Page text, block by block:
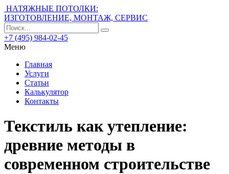
НАТЯЖНЫЕ ПОТОЛКИ:
ИЗГОТОВЛЕНИЕ, МОНТАЖ, СЕРВИС
+7 (495) 984-02-45
Меню
Главная
Услуги
Статьи
Калькулятор
Контакты
Текстиль как утепление:
древние методы в
современном строительстве